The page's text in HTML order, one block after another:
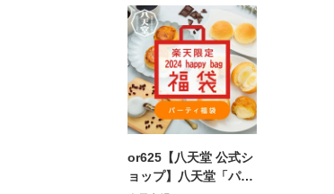
or625【八天堂 公式シ
ョップ】八天堂「パー